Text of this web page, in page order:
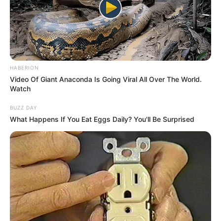
HABERION
Video Of Giant Anaconda Is Going Viral All Over The World.
Watch
BUZZ DAY
What Happens If You Eat Eggs Daily? You'll Be Surprised